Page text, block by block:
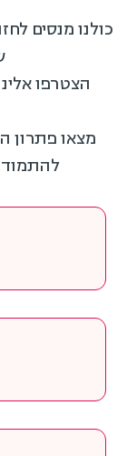
כולנו מנסים
הצטרפו